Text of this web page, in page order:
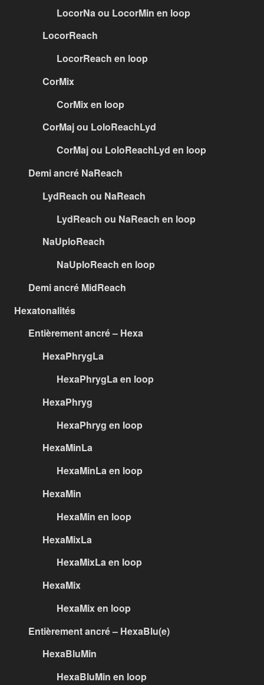
LocorNa ou LocorMin en loop
LocorReach
LocorReach en loop
CorMix
CorMix en loop
CorMaj ou LoloReachLyd
CorMaj ou LoloReachLyd en loop
Demi ancré NaReach
LydReach ou NaReach
LydReach ou NaReach en loop
NaUploReach
NaUploReach en loop
Demi ancré MidReach
Hexatonalités
Entièrement ancré – Hexa
HexaPhrygLa
HexaPhrygLa en loop
HexaPhryg
HexaPhryg en loop
HexaMinLa
HexaMinLa en loop
HexaMin
HexaMin en loop
HexaMixLa
HexaMixLa en loop
HexaMix
HexaMix en loop
Entièrement ancré – HexaBlu(e)
HexaBluMin
HexaBluMin en loop